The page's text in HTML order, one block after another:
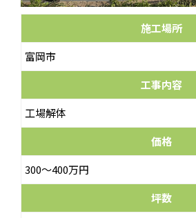
施工場所
富岡市
工事内容
工場解体
価格
300～400万円
坪数